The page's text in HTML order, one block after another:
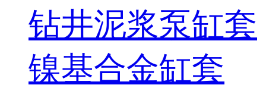
钻井泥浆泵缸套
镍基合金缸套